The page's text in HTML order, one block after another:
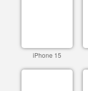
iPhone 15